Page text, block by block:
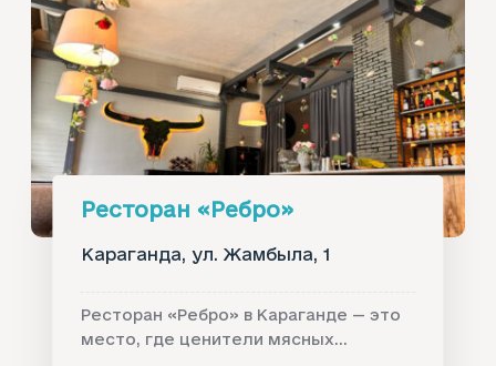
Ресторан «Ребро»
Караганда, ул. Жамбыла, 1
Ресторан «Ребро» в Караганде — это
место, где ценители мясных...